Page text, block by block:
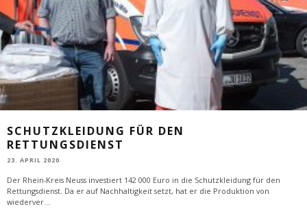
SCHUTZKLEIDUNG FÜR DEN
RETTUNGSDIENST
23. APRIL 2020
Der Rhein-Kreis Neuss investiert 142 000 Euro in die Schutzkleidung für den
Rettungsdienst. Da er auf Nachhaltigkeit setzt, hat er die Produktion von
wiederver...